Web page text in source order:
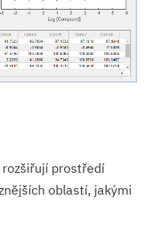
prostředí
oblastí, jakými